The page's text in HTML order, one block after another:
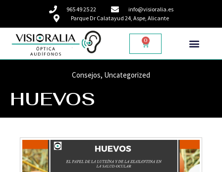
965 49 25 22
info@visioralia.es
Parque Dr Calatayud 24, Aspe, Alicante
0
Consejos, Uncategorized
HUEVOS